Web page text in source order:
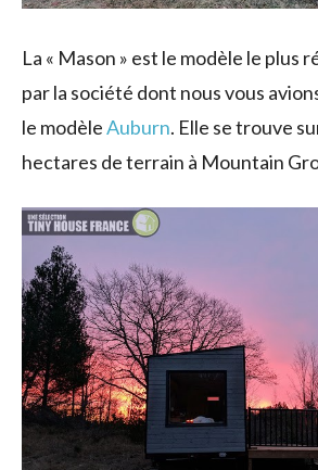
La « Mason » est le modèle le plus
par la société dont nous vous
le modèleAuburn. Elle se trouve
hectares de terrain à Mountain